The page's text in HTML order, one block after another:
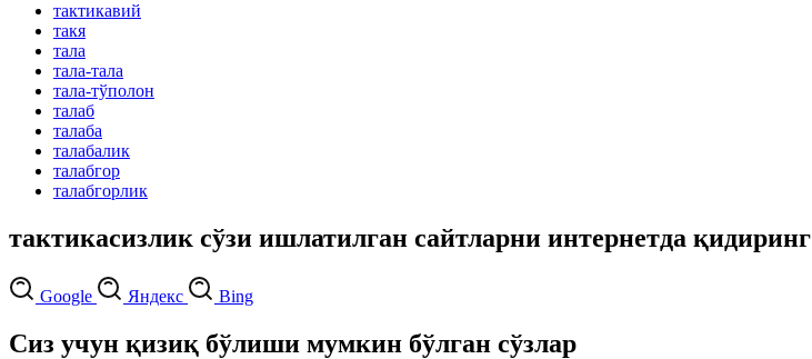
тактикавий
такя
тала
тала-тала
тала-тўполон
талаб
талаба
талабалик
талабгор
талабгорлик
тактикасизлик сўзи ишлатилган сайтларни интернетда қидиринг
Google Яндекс Bing
Сиз учун қизиқ бўлиши мумкин бўлган сўзлар